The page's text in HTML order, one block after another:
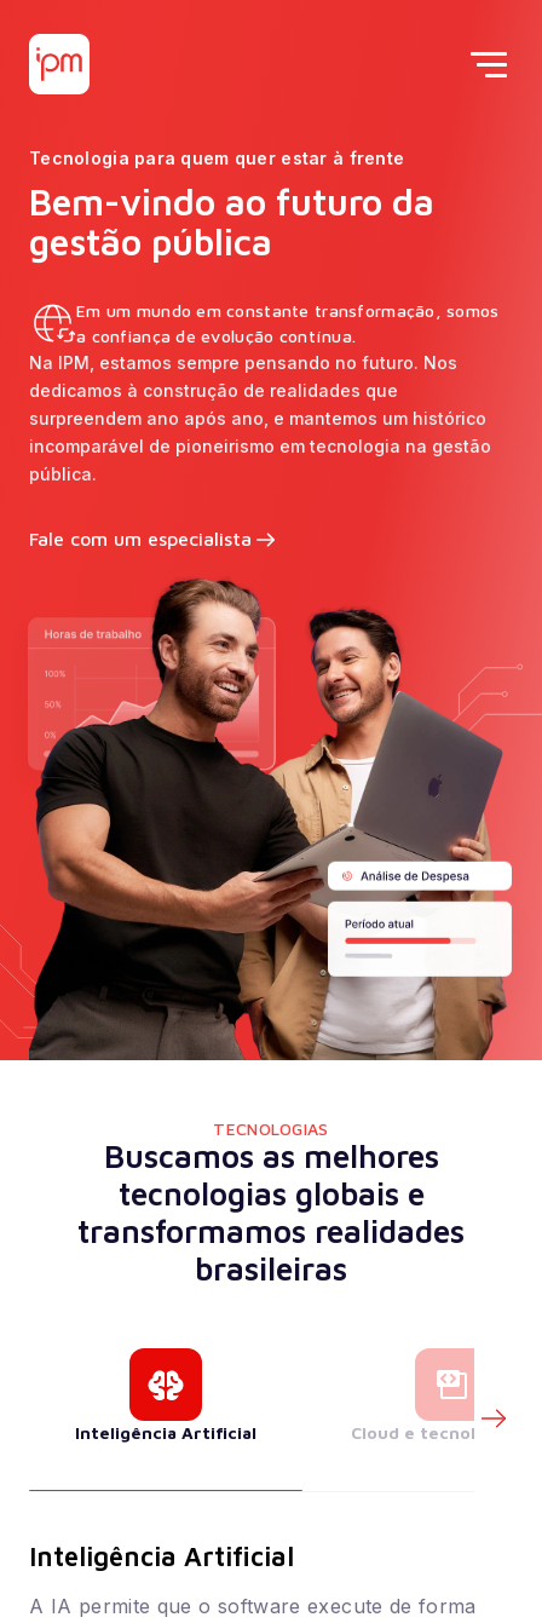
Tecnologia para quem quer estar à frente
Bem-vindo ao futuro da
gestão pública
Em um mundo em constante transformação, somos
a confiança de evolução contínua.
Na IPM, estamos sempre pensando no futuro. Nos
dedicamos à construção de realidades que
surpreendem ano após ano, e mantemos um histórico
incomparável de pioneirismo em tecnologia na gestão
pública.
Fale com um especialista
TECNOLOGIAS
Buscamos as melhores
tecnologias globais e
transformamos realidades
brasileiras
Inteligência Artificial Cloud e tecnologia
Inteligência Artificial
A IA permite que o software execute de forma